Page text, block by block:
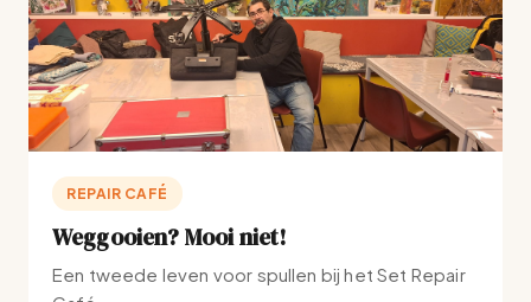
REPAIR CAFÉ
Weggooien? Mooi niet!
Een tweede leven voor spullen bij het Set Repair